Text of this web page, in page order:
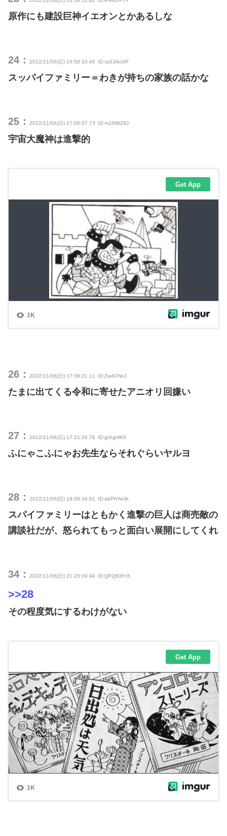
原作にも建設巨神イエオンとかあるしな
24： 2022/11/06(日) 16:58:33.45 ID:/aS3Ao0P
スッパイファミリー＝わきが持ちの家族の話かな
25： 2022/11/06(日) 17:06:07.73 ID:mJJN8Z8J
宇宙大魔神は進撃的
26： 2022/11/06(日) 17:09:21.11 ID:Zw4i7NxJ
たまに出てくる令和に寄せたアニオリ回嫌い
27： 2022/11/06(日) 17:21:26.76 ID:gtXgHih5
ふにゃこふにゃお先生ならそれぐらいヤルヨ
28： 2022/11/06(日) 18:08:34.61 ID:abPhYedk
スパイファミリーはともかく進撃の巨人は商売敵の
講談社だが、怒られてもっと面白い展開にしてくれ
34： 2022/11/06(日) 21:25:09.94 ID:QFQ63Fc6
>>28
その程度気にするわけがない